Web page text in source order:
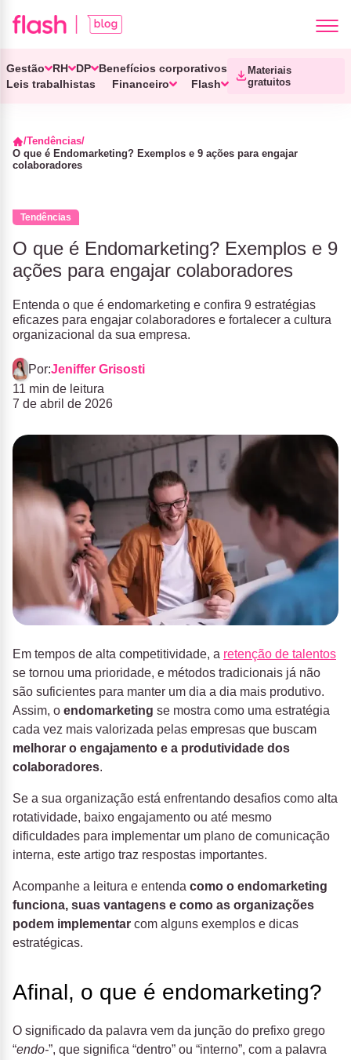
Gestão RH DP
Benefícios corporativos
Leis trabalhistas
Financeiro Flash
Materiais
gratuitos
Tendências
O que é Endomarketing? Exemplos e 9 ações para engajar
colaboradores
Tendências
O que é Endomarketing? Exemplos e 9
ações para engajar colaboradores
Entenda o que é endomarketing e confira 9 estratégias
eficazes para engajar colaboradores e fortalecer a cultura
organizacional da sua empresa.
Por:Jeniffer Grisosti
11 min de leitura
7 de abril de 2026
Em tempos de alta competitividade, a retenção de talentos
se tornou uma prioridade, e métodos tradicionais já não
são suficientes para manter um dia a dia mais produtivo.
Assim, o endomarketing se mostra como uma estratégia
cada vez mais valorizada pelas empresas que buscam
melhorar o engajamento e a produtividade dos
colaboradores.
Se a sua organização está enfrentando desafios como alta
rotatividade, baixo engajamento ou até mesmo
dificuldades para implementar um plano de comunicação
interna, este artigo traz respostas importantes.
Acompanhe a leitura e entenda como o endomarketing
funciona, suas vantagens e como as organizações
podem implementar com alguns exemplos e dicas
estratégicas.
Afinal, o que é endomarketing?
O significado da palavra vem da junção do prefixo grego
“endo-”, que significa “dentro” ou “interno”, com a palavra